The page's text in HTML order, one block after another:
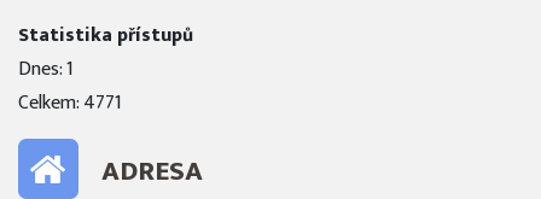
Statistika přístupů
Dnes: 1
Celkem: 4771
ADRESA